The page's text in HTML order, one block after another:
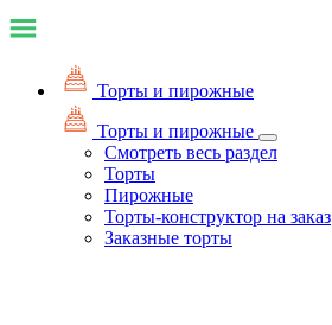
Торты и пирожные
Торты и пирожные
Смотреть весь раздел
Торты
Пирожные
Торты-конструктор на заказ
Заказные торты